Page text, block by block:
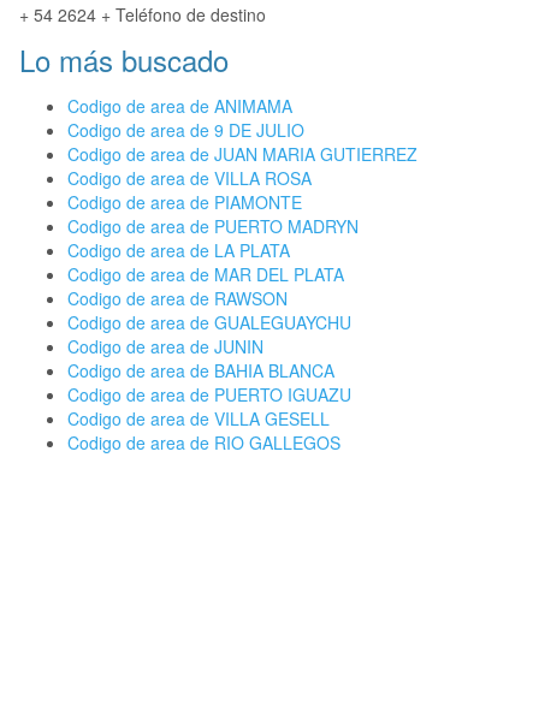
+ 54 2624 + Teléfono de destino
Lo más buscado
Codigo de area de ANIMAMA
Codigo de area de 9 DE JULIO
Codigo de area de JUAN MARIA GUTIERREZ
Codigo de area de VILLA ROSA
Codigo de area de PIAMONTE
Codigo de area de PUERTO MADRYN
Codigo de area de LA PLATA
Codigo de area de MAR DEL PLATA
Codigo de area de RAWSON
Codigo de area de GUALEGUAYCHU
Codigo de area de JUNIN
Codigo de area de BAHIA BLANCA
Codigo de area de PUERTO IGUAZU
Codigo de area de VILLA GESELL
Codigo de area de RIO GALLEGOS